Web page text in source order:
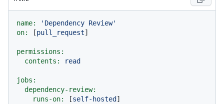
name:
'Dependency Review'
on:
[pull_request]
permissions:
contents:
read
jobs:
dependency-review:
runs-on:
[self-hosted ]